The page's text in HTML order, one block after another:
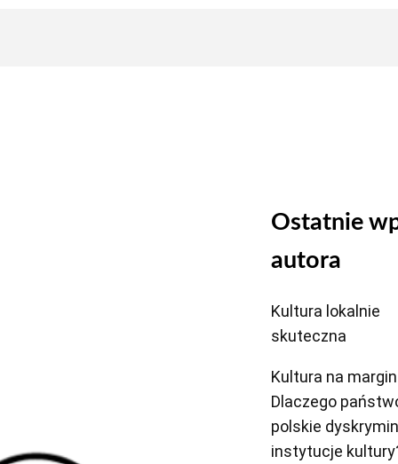
Ostatnie
autora
Kultura lokalnie
skuteczna
Kultura na
Dlaczego
polskie
instytucje